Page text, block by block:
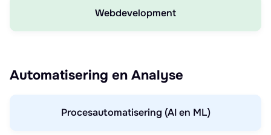
Webdevelopment
Automatisering en Analyse
Procesautomatisering (AI en ML)